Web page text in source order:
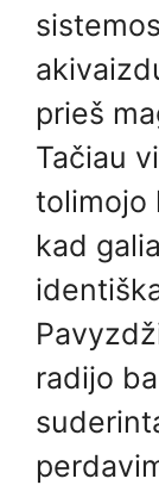
prieš
Tačiau
tolimojo
kad
radijo